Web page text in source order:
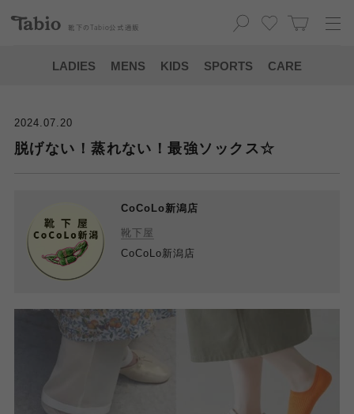
靴下の Tabio 公式通販
LADIES MENS KIDS SPORTS CARE
2024.07.20
脱げない！蒸れない！最強ソックス☆
CoCoLo新潟店
靴下屋
CoCoLo新潟店